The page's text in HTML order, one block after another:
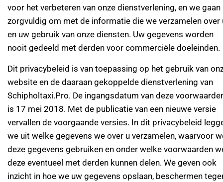
voor het verbeteren van onze dienstverlening, en we gaan
zorgvuldig om met de informatie die we verzamelen over
en uw gebruik van onze diensten. Uw gegevens worden
nooit gedeeld met derden voor commerciële doeleinden.
Dit privacybeleid is van toepassing op het gebruik van
website en de daaraan gekoppelde dienstverlening van
Schipholtaxi.Pro. De ingangsdatum van deze
is 17 mei 2018. Met de publicatie van een nieuwe versie
vervallen de voorgaande versies. In dit privacybeleid
we uit welke gegevens we over u verzamelen, waarvoor
deze gegevens gebruiken en onder welke voorwaarden
deze eventueel met derden kunnen delen. We geven ook
inzicht in hoe we uw gegevens opslaan, beschermen